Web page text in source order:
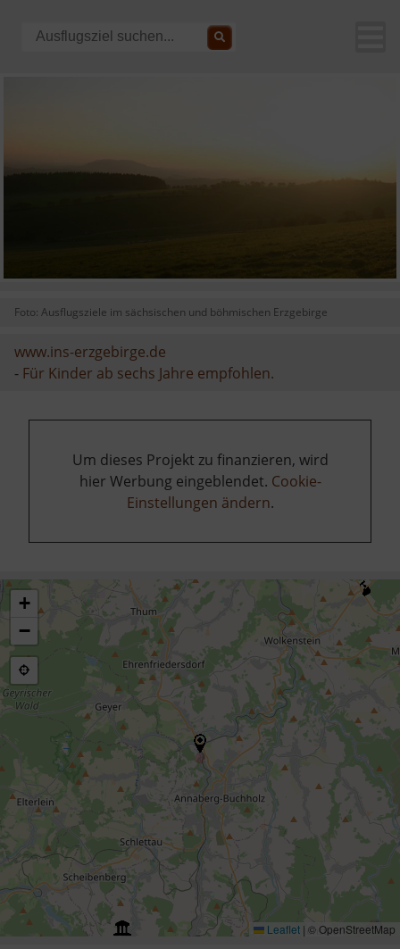
Foto: Ausflugsziele im sächsischen und böhmischen Erzgebirge
www.ins-erzgebirge.de
- Für Kinder ab sechs Jahre empfohlen.
Um dieses Projekt zu finanzieren, wird
hier Werbung eingeblendet. Cookie-
Einstellungen ändern.
+
−
Leaflet | © OpenStreetMap